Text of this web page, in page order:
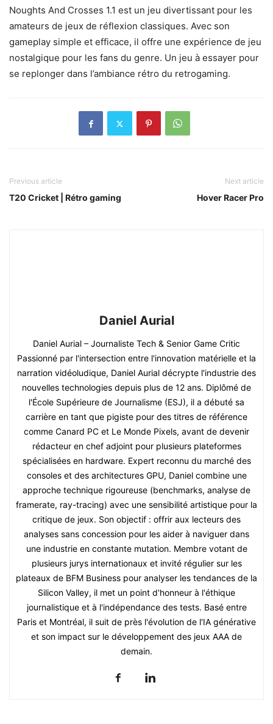
Noughts And Crosses 1.1 est un jeu divertissant pour les
amateurs de jeux de réflexion classiques. Avec son
gameplay simple et efficace, il offre une expérience de jeu
nostalgique pour les fans du genre. Un jeu à essayer pour
se replonger dans l’ambiance rétro du retrogaming.
Previous article
T20 Cricket | Rétro gaming
Next article
Hover Racer Pro
Daniel Aurial
Daniel Aurial – Journaliste Tech & Senior Game Critic
Passionné par l'intersection entre l'innovation matérielle et la
narration vidéoludique, Daniel Aurial décrypte l'industrie des
nouvelles technologies depuis plus de 12 ans. Diplômé de
l'École Supérieure de Journalisme (ESJ), il a débuté sa
carrière en tant que pigiste pour des titres de référence
comme Canard PC et Le Monde Pixels, avant de devenir
rédacteur en chef adjoint pour plusieurs plateformes
spécialisées en hardware. Expert reconnu du marché des
consoles et des architectures GPU, Daniel combine une
approche technique rigoureuse (benchmarks, analyse de
framerate, ray-tracing) avec une sensibilité artistique pour la
critique de jeux. Son objectif : offrir aux lecteurs des
analyses sans concession pour les aider à naviguer dans
une industrie en constante mutation. Membre votant de
plusieurs jurys internationaux et invité régulier sur les
plateaux de BFM Business pour analyser les tendances de la
Silicon Valley, il met un point d'honneur à l'éthique
journalistique et à l'indépendance des tests. Basé entre
Paris et Montréal, il suit de près l'évolution de l'IA générative
et son impact sur le développement des jeux AAA de
demain.